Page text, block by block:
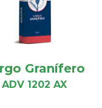
Granífero
ADV 1202 AX